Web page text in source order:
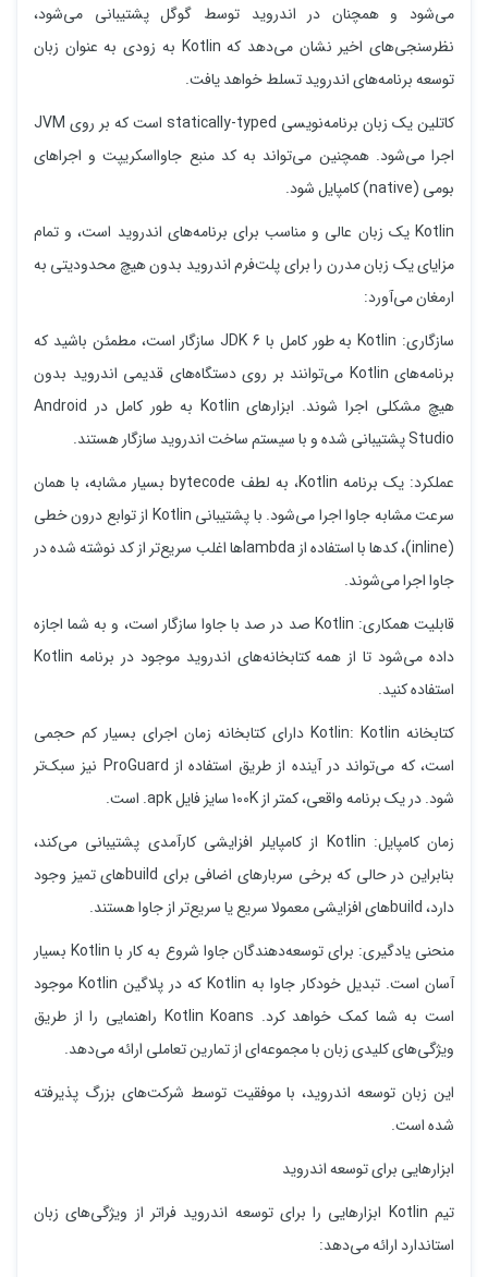
می‌شود و همچنان در اندروید توسط گوگل پشتیبانی می‌شود،
نظرسنجی‌های اخیر نشان می‌دهد که Kotlin به زودی به عنوان زبان
توسعه برنامه‌های اندروید تسلط خواهد یافت.
کاتلین یک زبان برنامه‌نویسی statically-typed است که بر روی JVM
اجرا می‌شود. همچنین می‌تواند به کد منبع جاوااسکریپت و اجراهای
بومی (native) کامپایل شود.
Kotlin یک زبان عالی و مناسب برای برنامه‌های اندروید است، و تمام
مزایای یک زبان مدرن را برای پلت‌فرم اندروید بدون هیچ محدودیتی به
ارمغان می‌آورد:
سازگاری: Kotlin به طور کامل با JDK 6 سازگار است، مطمئن باشید که
برنامه‌های Kotlin می‌توانند بر روی دستگاه‌های قدیمی اندروید بدون
هیچ مشکلی اجرا شوند. ابزارهای Kotlin به طور کامل در Android
Studio پشتیبانی شده و با سیستم ساخت اندروید سازگار هستند.
عملکرد: یک برنامه Kotlin، به لطف bytecode بسیار مشابه، با همان
سرعت مشابه جاوا اجرا می‌شود. با پشتیبانی Kotlin از توابع درون خطی
(inline)، کدها با استفاده از lambdaها اغلب سریع‌تر از کد نوشته شده در
جاوا اجرا می‌شوند.
قابلیت همکاری: Kotlin صد در صد با جاوا سازگار است، و به شما اجازه
داده می‌شود تا از همه کتابخانه‌های اندروید موجود در برنامه Kotlin
استفاده کنید.
کتابخانه Kotlin: Kotlin دارای کتابخانه زمان اجرای بسیار کم حجمی
است، که می‌تواند در آینده از طریق استفاده از ProGuard نیز سبک‌تر
شود. در یک برنامه واقعی، کمتر از 100K سایز فایل apk. است.
زمان کامپایل: Kotlin از کامپایلر افزایشی کارآمدی پشتیبانی می‌کند،
بنابراین در حالی که برخی سربارهای اضافی برای buildهای تمیز وجود
دارد، buildهای افزایشی معمولا سریع یا سریع‌تر از جاوا هستند.
منحنی یادگیری: برای توسعه‌دهندگان جاوا شروع به کار با Kotlin بسیار
آسان است. تبدیل خودکار جاوا به Kotlin که در پلاگین Kotlin موجود
است به شما کمک خواهد کرد. Kotlin Koans راهنمایی را از طریق
ویژگی‌های کلیدی زبان با مجموعه‌ای از تمارین تعاملی ارائه می‌دهد.
این زبان توسعه اندروید، با موفقیت توسط شرکت‌های بزرگ پذیرفته
شده است.
ابزارهایی برای توسعه اندروید
تیم Kotlin ابزارهایی را برای توسعه اندروید فراتر از ویژگی‌های زبان
استاندارد ارائه می‌دهد: